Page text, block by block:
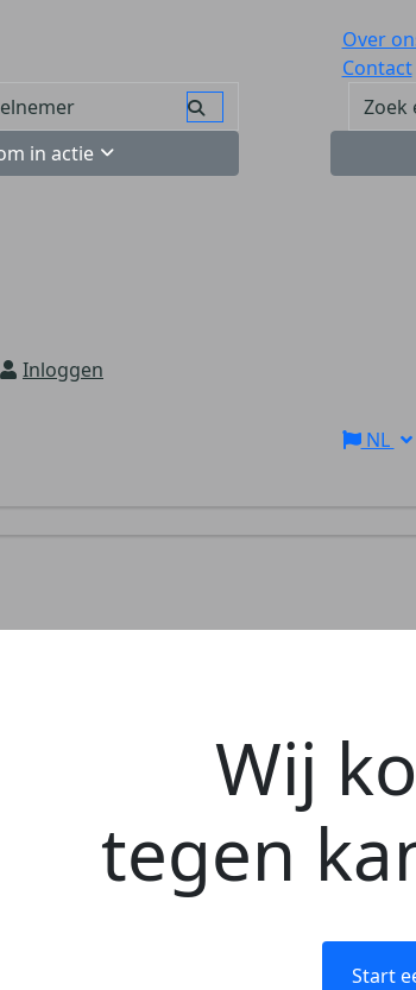
in actie
Inloggen
Over
Contact
NL
Wij
tegen
Start